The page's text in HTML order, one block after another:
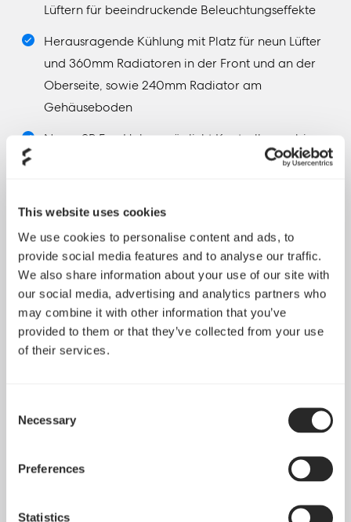
This website uses cookies
We use cookies to personalise content and ads, to
provide social media features and to analyse our traffic.
We also share information about your use of our site with
our social media, advertising and analytics partners who
may combine it with other information that you’ve
provided to them or that they’ve collected from your use
of their services.
Selection
Necessary
Preferences
Statistics
Lüftern für beeindruckende Beleuchtungseffekte
Herausragende Kühlung mit Platz für neun Lüfter
und 360mm Radiatoren in der Front und an der
Oberseite, sowie 240mm Radiator am
Gehäuseboden
Nexus 9P Fan Hub ermöglicht Kontrolle von bis zu
9 PWM Geräten über das Motherboard
Eliminiere die Unordnung hinter dem
Mainboard